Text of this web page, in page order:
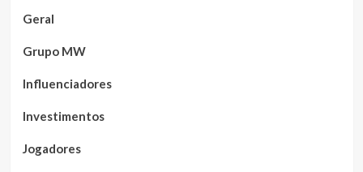
Geral
Grupo MW
Influenciadores
Investimentos
Jogadores